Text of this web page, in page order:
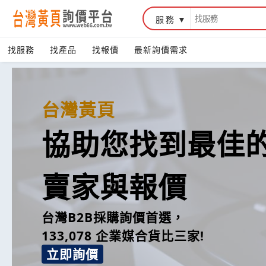
服務
找服務 找產品 找報價 最新詢價需求
台灣黃頁
協助您找到最佳
賣家與報價
台灣B2B採購詢價首選，
133,078 企業媒合貨比三家!
立即詢價